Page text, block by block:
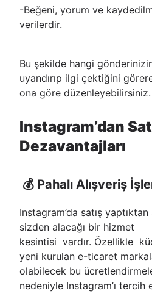
-Beğeni, yorum ve
verilerdir.
Bu şekilde hangi
uyandırıp ilgi çektiğini
ona göre düzenleyebilirsiniz.
Instagram’dan
Dezavantajları
💰 Pahalı Alışveriş
Instagram’da satış
sizden alacağı bir hizmet
kesintisi vardır. Özellikle
yeni kurulan e-ticaret
olabilecek bu
nedeniyle Instagram’ı tercih